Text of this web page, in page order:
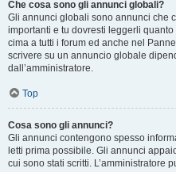
Che cosa sono gli annunci globali?
Gli annunci globali sono annunci che
importanti e tu dovresti leggerli
cima a tutti i forum ed anche nel
scrivere su un annuncio globale
dall’amministratore.
Top
Cosa sono gli annunci?
Gli annunci contengono spesso
letti prima possibile. Gli annunci
cui sono stati scritti. L’amministratore